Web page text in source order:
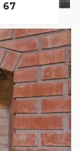
67